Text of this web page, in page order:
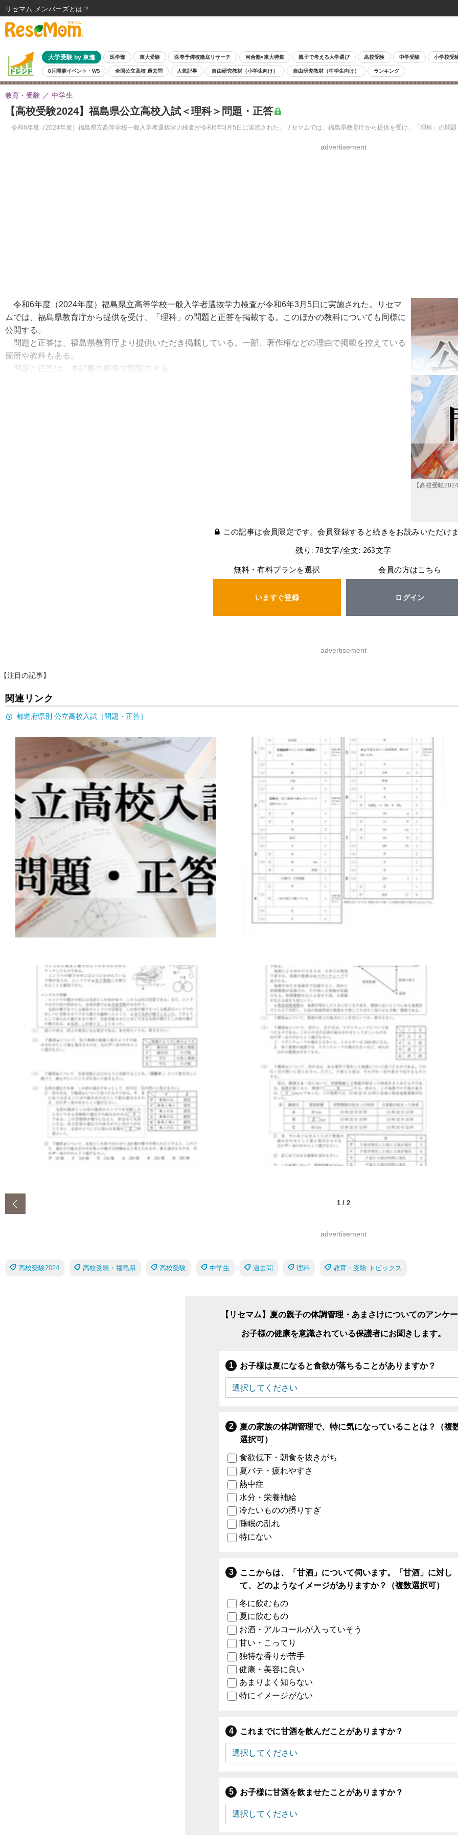
大学受験 by 東進 医学部 東大受験 医専予備校徹底リサーチ 河合塾×東大特集 親子で考える大学選び 高校受験 中学受験 小学校受
8月開催イベント・WS 全国公立高校 過去問 人気記事 自由研究教材（小学生向け） 自由研究教材（中学生向け） ランキング
【高校受験2024】福島県公立高校入試＜理科＞問題・正答
令和6年度（2024年度）福島県立高等学校一般入学者選抜学力検査が令和6年3月5日に実施された。リセマムでは、福島県教育庁から提供を受け、「理科」の問
教育・受験 中学生
advertisement
【高校受験
令和6年度（2024年度）福島県立高等学校一般入学者選抜学力検査が令和6年3月5日に実施された。リセマ
ムでは、福島県教育庁から提供を受け、「理科」の問題と正答を掲載する。このほかの教科についても同様に
公開する。
問題と正答は、福島県教育庁より提供いただき掲載している。一部、著作権などの理由で掲載を控えている
箇所や教科もある。
問題と正答は、本記事の画像で閲覧できる。
この記事は会員限定です。会員登録すると続きをお読みいただけ
残り: 78文字/全文: 263文字
無料・有料プランを選択
いますぐ登録
会員の方はこちら
ログイン
advertisement
【注目の記事】
関連リンク
都道府県別 公立高校入試［問題・正答］
1 / 2
advertisement
高校受験2024 高校受験・福島県 高校受験 中学生 過去問 理科 教育・受験 トピックス
【リセマム】夏の親子の体調管理・あまさけについてのアンケ
お子様の健康を意識されている保護者にお聞きします。
お子様は夏になると食欲が落ちることがありますか？
夏の家族の体調管理で、特に気になっていることは？（複
選択可）
食欲低下・朝食を抜きがち
夏バテ・疲れやすさ
熱中症
水分・栄養補給
冷たいものの摂りすぎ
睡眠の乱れ
特にない
ここからは、「甘酒」について伺います。「甘酒」に対し
て、どのようなイメージがありますか？（複数選択可）
冬に飲むもの
夏に飲むもの
お酒・アルコールが入っていそう
甘い・こってり
独特な香りが苦手
健康・美容に良い
あまりよく知らない
特にイメージがない
これまでに甘酒を飲んだことがありますか？
お子様に甘酒を飲ませたことがありますか？
リセマム メンバーズ